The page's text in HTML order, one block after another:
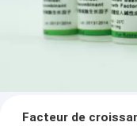
Facteur de